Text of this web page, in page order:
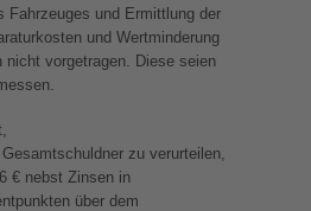
Fahrzeuges und Ermittlung der
und Wertminderung
nicht vorgetragen. Diese seien
zu verurteilen,
€ nebst Zinsen in
über dem